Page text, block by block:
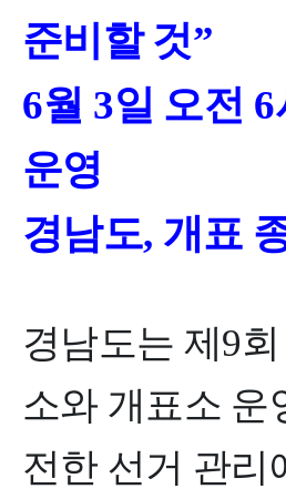
준비할 것”
6월 3일 오전 6
운영
경남도, 개표
경남도는 제9
소와 개표소 운
전한 선거 관리